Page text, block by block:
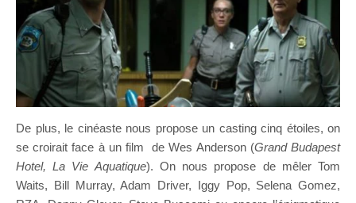
De plus, le cinéaste nous propose un casting cinq étoiles, on
se croirait face à un film de Wes Anderson (Grand Budapest
Hotel, La Vie Aquatique). On nous propose de mêler Tom
Waits, Bill Murray, Adam Driver, Iggy Pop, Selena Gomez,